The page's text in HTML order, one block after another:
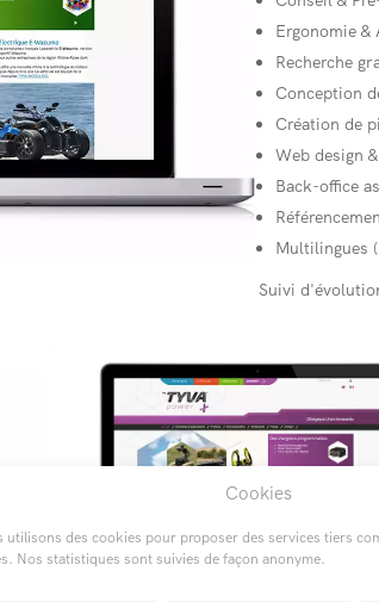
Cookies
utilisons des cookies pour proposer des services tiers
Nos statistiques sont suivies de façon anonyme.
Ergonomie &
Recherche
Conception
Création de
Web design
Back-office
Multilingues
Suivi